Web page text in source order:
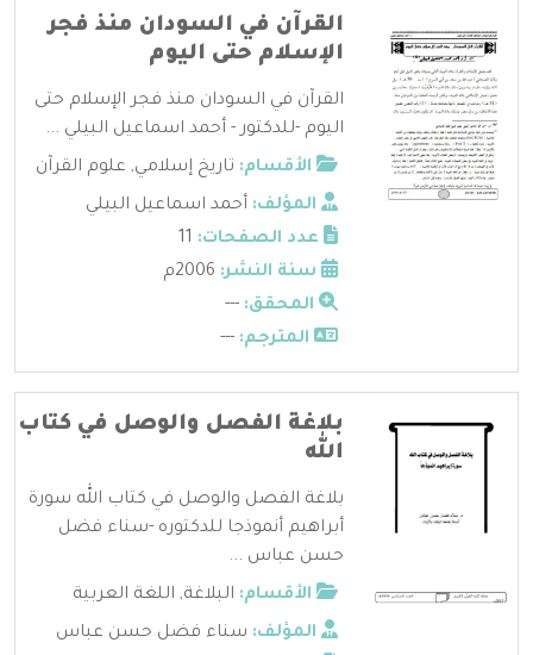
القرآن في السودان منذ فجر
الإسلام حتى اليوم
القرآن في السودان منذ فجر الإسلام حتى
اليوم -للدكتور - أحمد اسماعيل البيلي ...
الأقسام: تاريخ إسلامي, علوم القرآن
المؤلف: أحمد اسماعيل البيلي
عدد الصفحات:
سنة النشر:
المحقق: ---
المترجم: ---
بلاغة الفصل والوصل في كتاب
الله
بلاغة الفصل والوصل في كتاب الله سورة
أبراهيم أنموذجا للدكتوره -سناء فضل
حسن عباس ...
الأقسام: البلاغة, اللغة العربية
المؤلف: سناء فضل حسن عباس